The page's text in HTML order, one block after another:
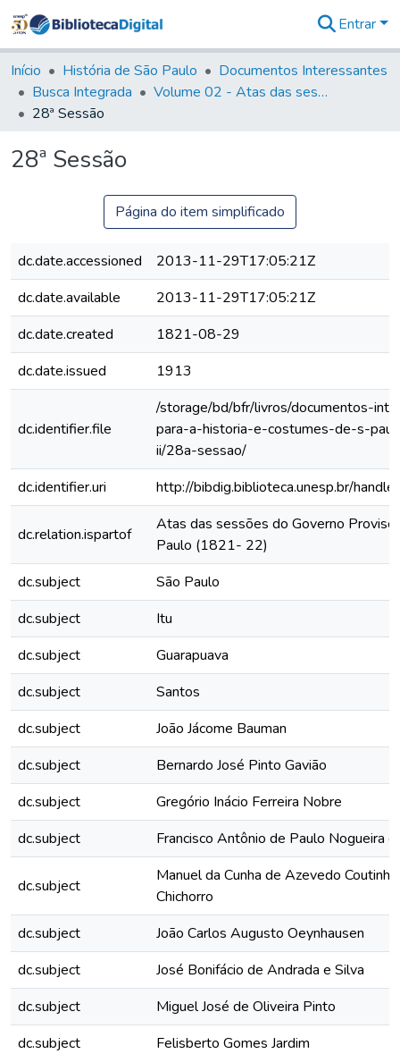
&
Coleções
Tudo na
Entrar
Início História de São Paulo
Documentos Interessantes
Busca Integrada
Volume 02 - Atas das sessões do Governo Provisório de São Paulo (1821- 22)
28ª Sessão
28ª Sessão
Página do item simplificado
dc.date.accessioned
2013-11-29T17:05:21Z
dc.date.available
2013-11-29T17:05:21Z
dc.date.created
1821-08-29
dc.date.issued
1913
dc.identifier.file
/storage/bd/bfr/livros/documentos-
para-a-historia-e-costumes-de-s-
ii/28a-sessao/
dc.identifier.uri
http://bibdig.biblioteca.unesp.br/
dc.relation.ispartof
Atas das sessões do Governo
Paulo (1821- 22)
dc.subject
São Paulo
dc.subject
Itu
dc.subject
Guarapuava
dc.subject
Santos
dc.subject
João Jácome Bauman
dc.subject
Bernardo José Pinto Gavião
dc.subject
Gregório Inácio Ferreira Nobre
dc.subject
Francisco Antônio de Paulo Nogueira
dc.subject
Manuel da Cunha de Azevedo
Chichorro
dc.subject
João Carlos Augusto Oeynhausen
dc.subject
José Bonifácio de Andrada e Silva
dc.subject
Miguel José de Oliveira Pinto
dc.subject
Felisberto Gomes Jardim